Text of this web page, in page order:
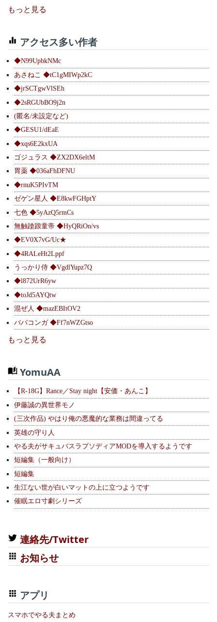
もっと見る
アクセス多い作者
◆N99UpbkNMc
あさねこ ◆tC1gMIWp2kC
◆jrSCTgwVlSEh
◆2sRGUbBO9j2n
(匿名/未設定など)
◆GESU1/dEaE
◆xqs6E2kxUA
ゴジュラス ◆ZX2DX6eltM
胃薬 ◆036aFhDFNU
◆rnuK5PIvTM
ゼゲン星人 ◆E8kwFGHptY
七色 ◆5yAzQ5rmCs
無触蹌踉童帝 ◆HyQRiOn/vs
◆EV0X7vG/Uc★
◆4RALeHt2Lppf
うっかり侍 ◆VgdlYupz7Q
◆l872UrR6yw
◆toJd5AYQtw
混ぜ人 ◆mazEBItOV2
ババコンガ ◆Ff7nWZGtso
もっと見る
YomuAA
【R-18G】Rance／Stay night【安価・あんこ】
伊藤誠の異世界モノ
(三次作品) やはり俺の悪魔的な業務は間違ってる
英雄の守り人
やる夫がサキュバスラプソディアMODを導入するようです
短編集（一般向け）
短編集
生江ない世が白いマットの上に立つようです
催眠エロ寸劇シリーズ
連絡先/Twitter
お知らせ
アプリ
スマホでやる夫まとめ